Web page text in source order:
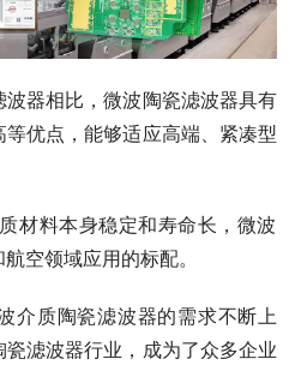
器相比，微波陶瓷滤波器具有
优点，能够适应高端、紧凑型
空领域应用的标配。
介质陶瓷滤波器的需求不断上
滤波器行业，成为了众多企业